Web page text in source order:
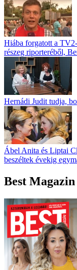
Hiába forgatott a
részeg riporteréből,
Hernádi Judit tudja,
Ábel Anita és Liptai
beszéltek évekig
Best Magazin